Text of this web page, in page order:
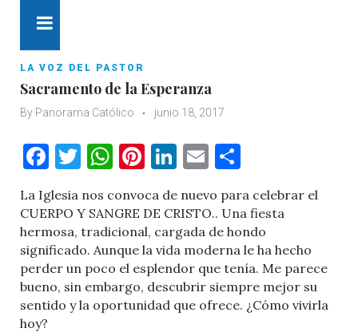
LA VOZ DEL PASTOR
Sacramento de la Esperanza
By Panorama Católico junio 18, 2017
Facebook
Twitter
WhatsApp
Pinterest
LinkedIn
Email
La Iglesia nos convoca de nuevo para celebrar el
CUERPO Y SANGRE DE CRISTO.. Una fiesta
hermosa, tradicional, cargada de hondo
significado. Aunque la vida moderna le ha hecho
perder un poco el esplendor que tenía. Me parece
bueno, sin embargo, descubrir siempre mejor su
sentido y la oportunidad que ofrece. ¿Cómo vivirla
hoy?